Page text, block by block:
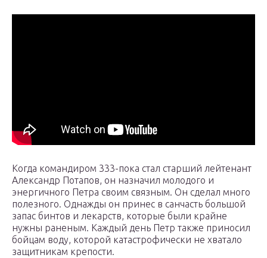
Когда командиром 333-пока стал старший лейтенант
Александр Потапов, он назначил молодого и
энергичного Петра своим связным. Он сделал много
полезного. Однажды он принес в санчасть большой
запас бинтов и лекарств, которые были крайне
нужны раненым. Каждый день Петр также приносил
бойцам воду, которой катастрофически не хватало
защитникам крепости.